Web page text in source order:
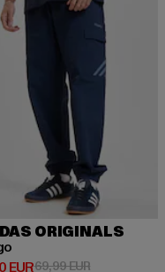
ORIGINALS
EURPreis: 35,00 EUR
69,99 EURAktionspreis: